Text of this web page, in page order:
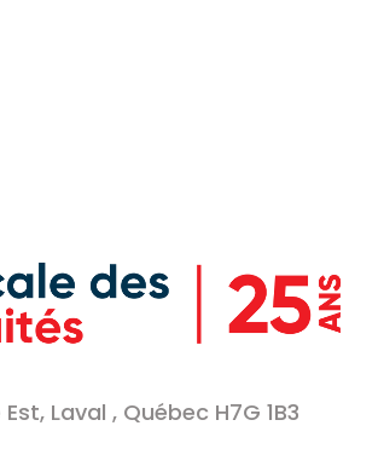
Laval , Québec H7G 1B3